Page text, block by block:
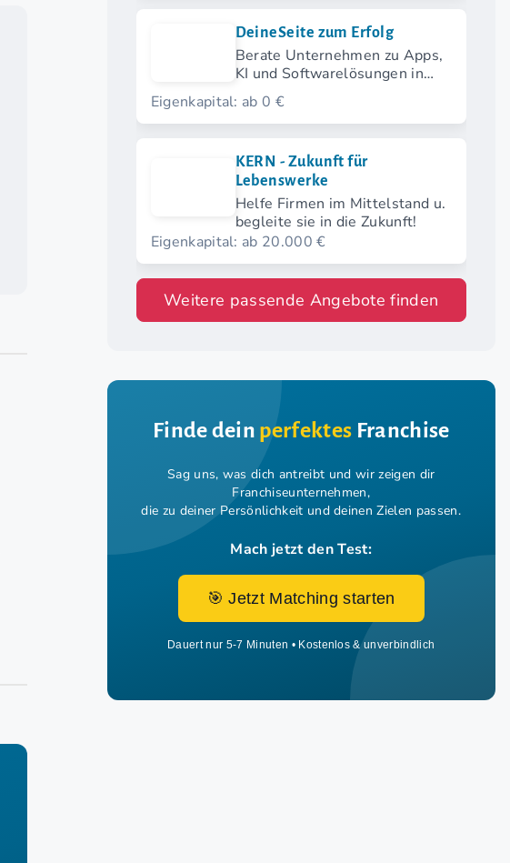
DeineSeite zum Erfolg
Berate Unternehmen zu Apps,
KI und Softwarelösungen in
deiner Region
Eigenkapital: ab 0 €
KERN - Zukunft für
Lebenswerke
Helfe Firmen im Mittelstand u.
begleite sie in die Zukunft!
Eigenkapital: ab 20.000 €
Weitere passende Angebote finden
Finde dein perfektes Franchise
Sag uns, was dich antreibt und wir zeigen dir
Franchiseunternehmen,
die zu deiner Persönlichkeit und deinen Zielen passen.
Mach jetzt den Test:
🎯 Jetzt Matching starten
Dauert nur 5-7 Minuten • Kostenlos & unverbindlich